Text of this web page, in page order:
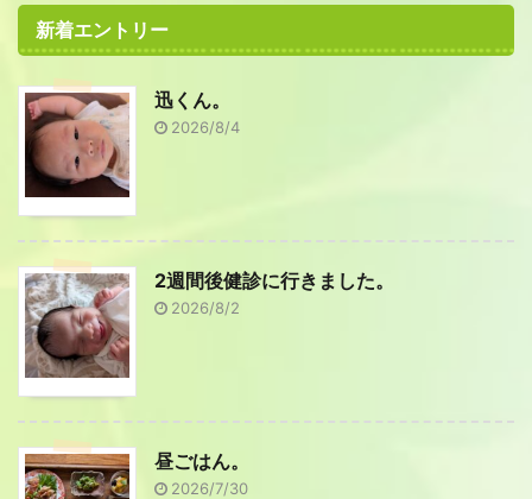
新着エントリー
迅くん。
2026/8/4
2週間後健診に行きました。
2026/8/2
昼ごはん。
2026/7/30